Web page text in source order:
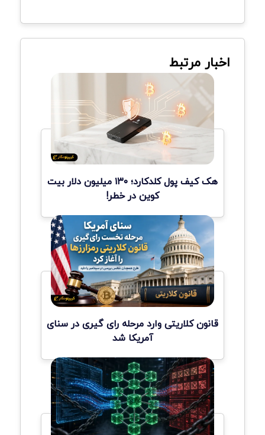
اخبار مرتبط
هک کیف پول کلدکارد؛ ۱۳۰ میلیون دلار بیت
کوین در خطر!
قانون کلاریتی وارد مرحله رای گیری در سنای
آمریکا شد